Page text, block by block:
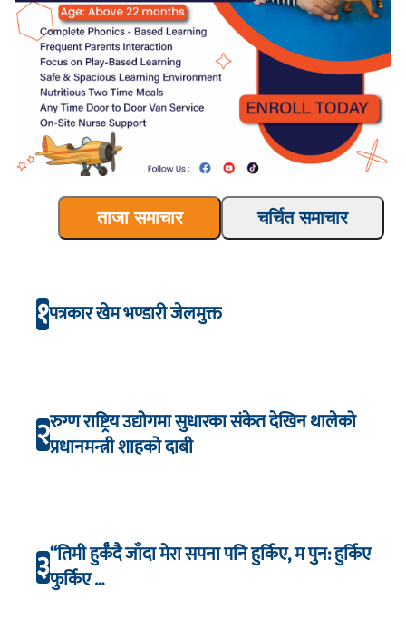
ताजा समाचार चर्चित समाचार
१पत्रकार खेम भण्डारी जेलमुक्त
२रुग्ण राष्ट्रिय उद्योगमा सुधारका संकेत देखिन थालेको
प्रधानमन्त्री शाहको दाबी
३“तिमी हुर्कँदै जाँदा मेरा सपना पनि हुर्किए, म पुन: हुर्किए
फुर्किए …